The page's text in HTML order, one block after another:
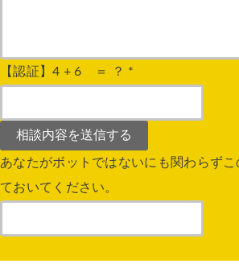
【認証】4 + 6 ＝ ？ *
あなたがボットではないにも関わらず
ておいてください。